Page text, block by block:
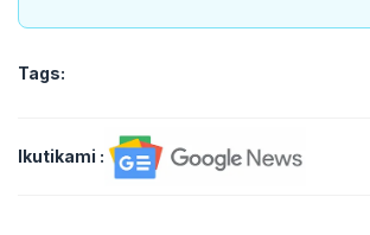
Tags:
Ikutikami :